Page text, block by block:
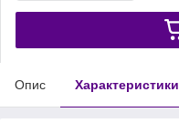
Опис Характеристики